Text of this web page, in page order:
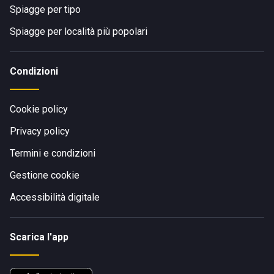
Spiagge per tipo
Spiagge per località più popolari
Condizioni
Cookie policy
Privacy policy
Termini e condizioni
Gestione cookie
Accessibilità digitale
Scarica l'app